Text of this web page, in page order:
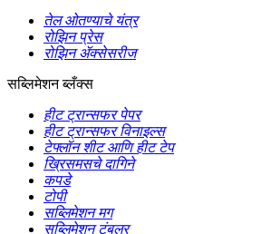
तेल ओतण्याचे यंत्र
रोझिन प्रेस
रोझिन ॲक्सेसरीज
सब्लिमेशन ब्लँक्स
हीट ट्रान्सफर पेपर
हीट ट्रान्सफर विनाइल्स
टेफ्लॉन शीट आणि हीट टेप
ख्रिसमसचे दागिने
कपडे
टोपी
सब्लिमेशन मग
सब्लिमेशन टंबलर